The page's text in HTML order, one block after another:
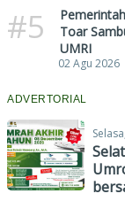
#5
Toar
UMRI
02 Agu 2026
ADVERTORIAL